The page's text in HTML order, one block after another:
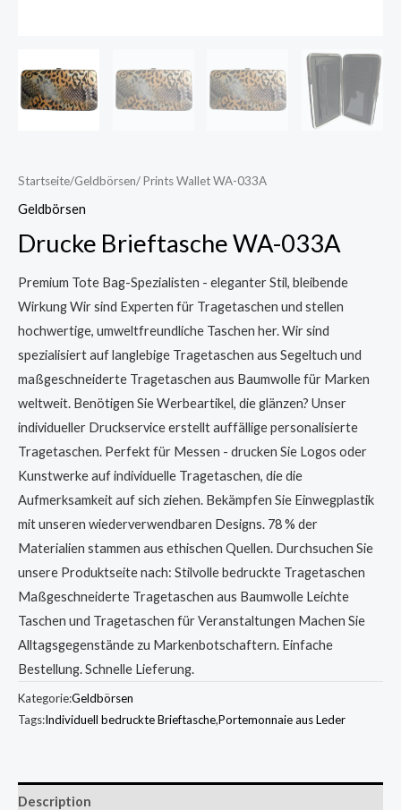
Startseite/Geldbörsen/ Prints Wallet WA-033A
Geldbörsen
Drucke Brieftasche WA-033A
Premium Tote Bag-Spezialisten - eleganter Stil, bleibende
Wirkung Wir sind Experten für Tragetaschen und stellen
hochwertige, umweltfreundliche Taschen her. Wir sind
spezialisiert auf langlebige Tragetaschen aus Segeltuch und
maßgeschneiderte Tragetaschen aus Baumwolle für Marken
weltweit. Benötigen Sie Werbeartikel, die glänzen? Unser
individueller Druckservice erstellt auffällige personalisierte
Tragetaschen. Perfekt für Messen - drucken Sie Logos oder
Kunstwerke auf individuelle Tragetaschen, die die
Aufmerksamkeit auf sich ziehen. Bekämpfen Sie Einwegplastik
mit unseren wiederverwendbaren Designs. 78 % der
Materialien stammen aus ethischen Quellen. Durchsuchen Sie
unsere Produktseite nach: Stilvolle bedruckte Tragetaschen
Maßgeschneiderte Tragetaschen aus Baumwolle Leichte
Taschen und Tragetaschen für Veranstaltungen Machen Sie
Alltagsgegenstände zu Markenbotschaftern. Einfache
Bestellung. Schnelle Lieferung.
Kategorie:Geldbörsen
Tags:Individuell bedruckte Brieftasche,Portemonnaie aus Leder
Description